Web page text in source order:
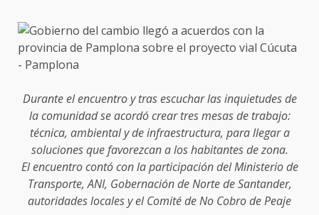
Durante el encuentro y tras escuchar las inquietudes de
la comunidad se acordó crear tres mesas de trabajo:
técnica, ambiental y de infraestructura, para llegar a
soluciones que favorezcan a los habitantes de zona.
El encuentro contó con la participación del Ministerio de
Transporte, ANI, Gobernación de Norte de Santander,
autoridades locales y el Comité de No Cobro de Peaje